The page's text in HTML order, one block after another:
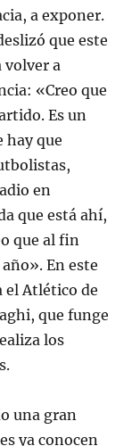
a exponer.
que este
volver a
«Creo que
Es un
hay que
en
que está ahí,
que al fin
En este
Atlético de
que funge
los
una gran
ya conocen